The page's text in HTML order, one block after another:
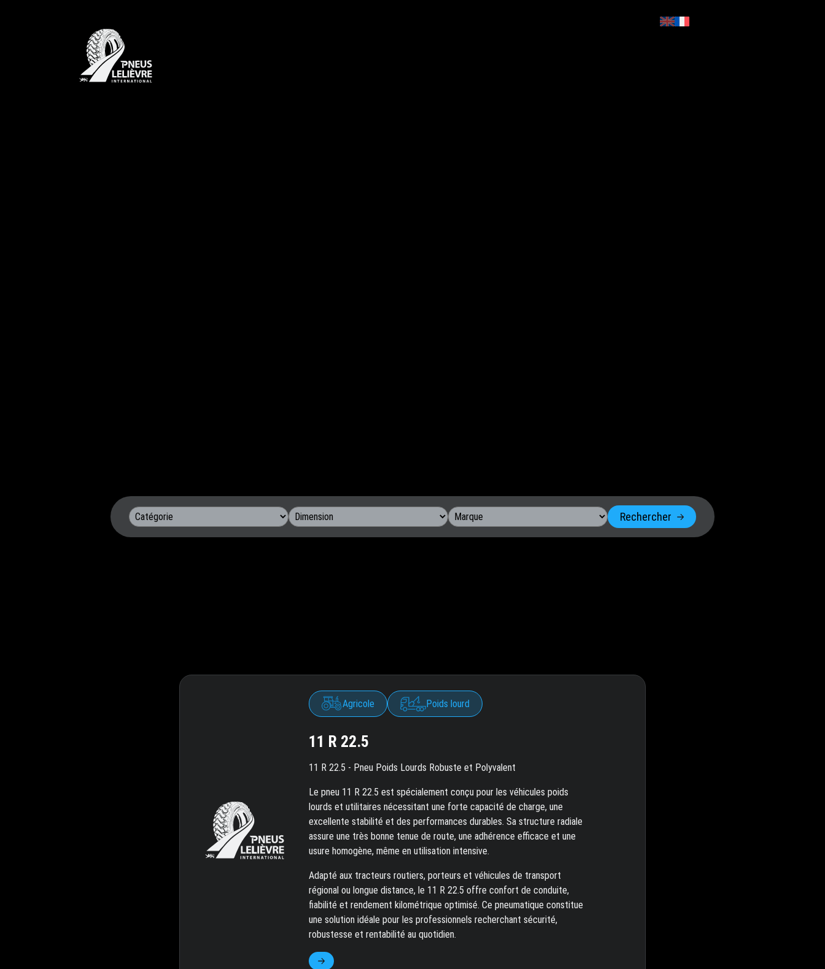
Rechercher
Agricole Poids lourd
11 R 22.5
11 R 22.5 - Pneu Poids Lourds Robuste et Polyvalent
Le pneu 11 R 22.5 est spécialement conçu pour les véhicules poids
lourds et utilitaires nécessitant une forte capacité de charge, une
excellente stabilité et des performances durables. Sa structure radiale
assure une très bonne tenue de route, une adhérence efficace et une
usure homogène, même en utilisation intensive.
Adapté aux tracteurs routiers, porteurs et véhicules de transport
régional ou longue distance, le 11 R 22.5 offre confort de conduite,
fiabilité et rendement kilométrique optimisé. Ce pneumatique constitue
une solution idéale pour les professionnels recherchant sécurité,
robustesse et rentabilité au quotidien.